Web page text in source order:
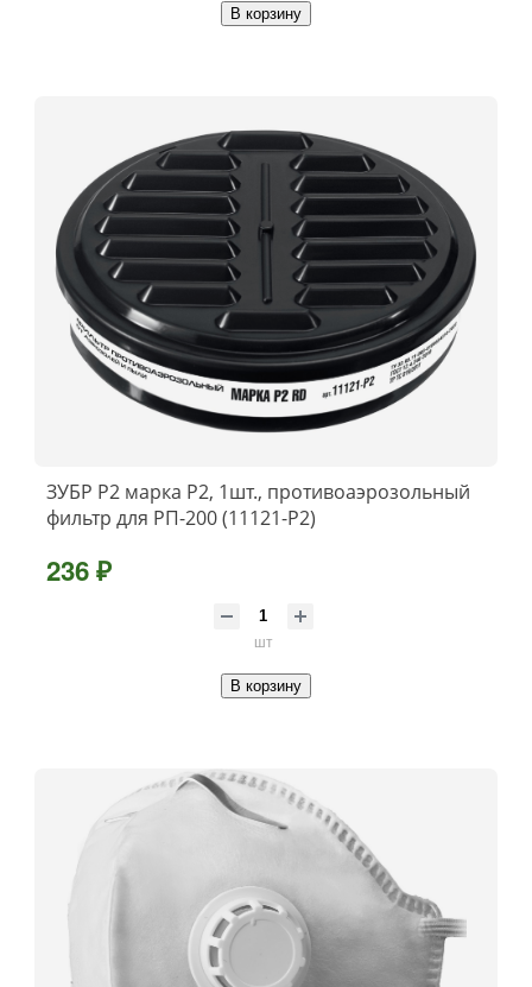
В корзину
ЗУБР Р2 марка Р2, 1шт., противоаэрозольный
фильтр для РП-200 (11121-P2)
236 ₽
шт
В корзину